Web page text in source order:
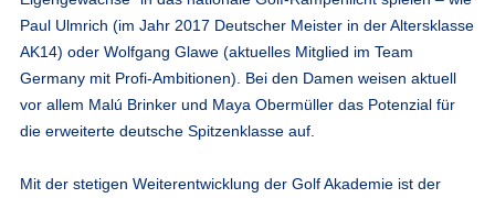
Paul Ulmrich (im Jahr 2017 Deutscher Meister in der Altersklasse
AK14) oder Wolfgang Glawe (aktuelles Mitglied im Team
Germany mit Profi-Ambitionen). Bei den Damen weisen aktuell
vor allem Malú Brinker und Maya Obermüller das Potenzial für
die erweiterte deutsche Spitzenklasse auf.
Mit der stetigen Weiterentwicklung der Golf Akademie ist der